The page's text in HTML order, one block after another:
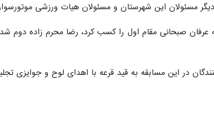
دیگر مسئولان این شهرستان و مسئولان هیات ورزشی
صبحانی مقام اول را کسب کرد، رضا محرم زاده دوم
در این مسابقه به قید قرعه با اهدای لوح و جوایزی